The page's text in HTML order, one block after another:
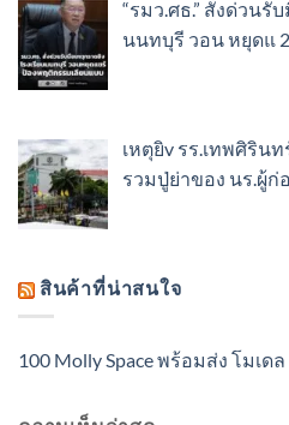
“รมว.ศธ.” สั่งด่วนรั
นนทบุรี วอน หยุดแ
เหตุยิv รร.เทพศิริน
รวมปู่ย่าของ นร.ผู้ก่
สินค้าที่น่าสนใจ
100 Molly Space พร้อมส่ง โมเด